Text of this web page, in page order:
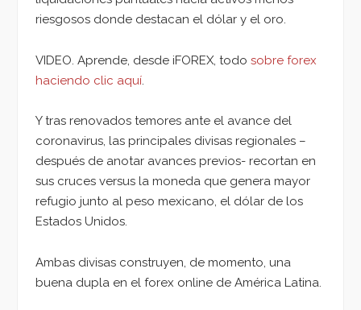
riesgosos donde destacan el dólar y el oro.
VIDEO. Aprende, desde iFOREX, todo sobre forex
haciendo clic aquí
Y tras renovados temores ante el avance del
coronavirus, las principales divisas regionales –
después de anotar avances previos- recortan en
sus cruces versus la moneda que genera mayor
refugio junto al peso mexicano, el dólar de los
Estados Unidos.
Ambas divisas construyen, de momento, una
buena dupla en el forex online de América Latina.